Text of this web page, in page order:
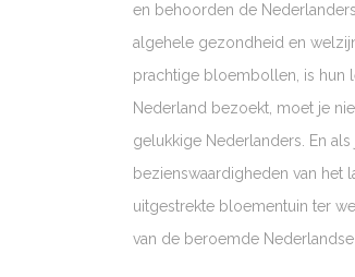
en behoorden de
algehele gezondheid en
prachtige bloembollen, is hun
Nederland bezoekt, moet je
gelukkige Nederlanders. En
bezienswaardigheden van het
uitgestrekte bloementuin ter
van de beroemde